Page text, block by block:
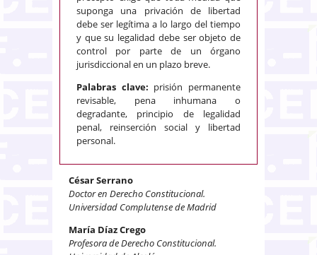
suponga una privación de libertad
debe ser legítima a lo largo del tiempo
y que su legalidad debe ser objeto de
control por parte de un órgano
jurisdiccional en un plazo breve.
Palabras clave: prisión permanente
revisable, pena inhumana o
degradante, principio de legalidad
penal, reinserción social y libertad
personal.
César Serrano
Doctor en Derecho Constitucional.
Universidad Complutense de Madrid
María Díaz Crego
Profesora de Derecho Constitucional.